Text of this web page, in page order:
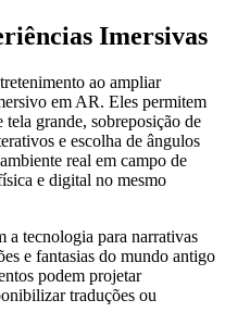
Imersivas
ao ampliar
em AR. Eles permitem
grande, sobreposição de
e escolha de ângulos
real em campo de
e digital no mesmo
a tecnologia para narrativas
e fantasias do mundo antigo
podem projetar
traduções ou